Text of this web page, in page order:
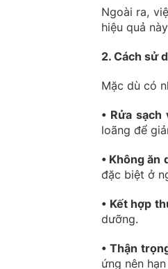
Ngoài ra,
hiệu quả
2. Cách sử
Mặc dù có
• Rửa sạch
loãng để
• Không ăn
đặc biệt ở
• Kết hợp
dưỡng.
• Thận
ứng nên